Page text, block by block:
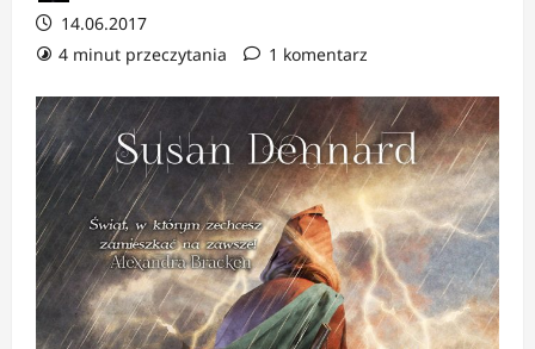
14.06.2017
4 minut przeczytania
1 komentarz